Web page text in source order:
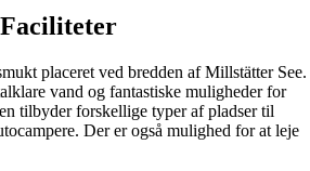
Faciliteter
placeret ved bredden af Millstätter See.
vand og fantastiske muligheder for
tilbyder forskellige typer af pladser til
Der er også mulighed for at leje